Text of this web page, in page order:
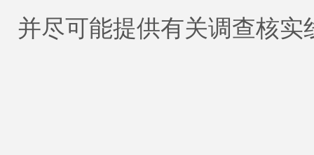
并尽可能提供有关调查核实